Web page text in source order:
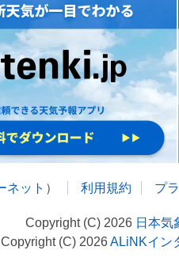
ネット ） 利用規約 プ
Copyright (C) 2026 日本気
Copyright (C) 2026ALiNKイン